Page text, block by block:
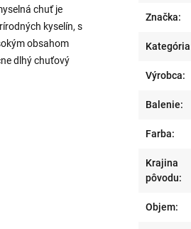
Značka:
Výrobca:
Balenie:
Farba:
Krajina
pôvodu:
Objem:
chuť je
kyselín, s
obsahom
dlhý chuťový